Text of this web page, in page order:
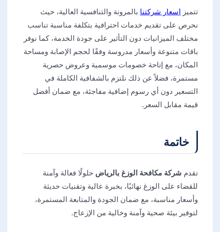
تتميز اسعار شركتنا بالمرونة والتنافسية العالية، حيث
نحرص على تقديم خدمات احترافية بتكلفة مناسبة تناسب
مختلف الميزانيات دون التأثير على جودة الخدمة، كما نوفر
باقات متنوعة وأسعار مدروسة وفقًا لحجم الإصابة ومساحة
المكان، مع إتاحة خصومات موسمية وعروض حصرية
مستمرة، فضلاً عن ذلك نلتزم بالشفافية الكاملة في
التسعير دون أي رسوم إضافية مفاجئة، مع ضمان أفضل
قيمة مقابل السعر.
خاتمة
تقدم شركة مكافحة الوزغ بالرياض حلولًا فعالة وآمنة
للقضاء على الوزغ نهائيًا، بخبرة عالية وتقنيات حديثة
وأسعار مناسبة، مع ضمان الجودة والمتابعة المستمرة،
لتوفير بيئة صحية وآمنة وخالية من الإزعاج.